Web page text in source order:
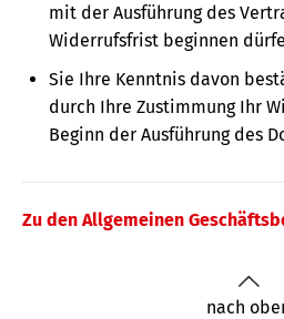
mit der Ausführung des
Widerrufsfrist beginnen
Sie Ihre Kenntnis davon
durch Ihre Zustimmung Ihr
Beginn der Ausführung des
Zu den Allgemeinen
nach